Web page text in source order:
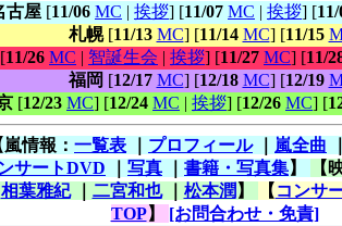
古屋 [11/06 MC | 挨拶] [11/07 MC | 挨拶] [
札幌[11/13 MC] [11/14 MC] [11/15
[11/26 MC | 智誕生会 | 挨拶] [11/27 MC] [11/
福岡 [12/17 MC] [12/18 MC] [12/19
[12/23 MC] [12/24 MC | 挨拶] [12/26 MC] [
嵐情報： 一覧表 プロフィール｜ 嵐全曲
サートDVD 写真 書籍・写真集】
【
相葉雅紀｜ 二宮和也｜ 松本潤 】 【 コンサ
TOP】 [お問合わせ・免責]